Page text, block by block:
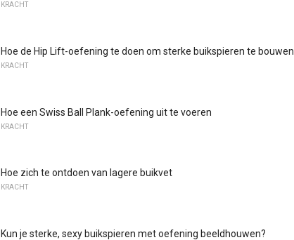
KRACHT
Hoe de Hip Lift-oefening te doen om sterke buikspieren te bouwen
KRACHT
Hoe een Swiss Ball Plank-oefening uit te voeren
KRACHT
Hoe zich te ontdoen van lagere buikvet
KRACHT
Kun je sterke, sexy buikspieren met oefening beeldhouwen?